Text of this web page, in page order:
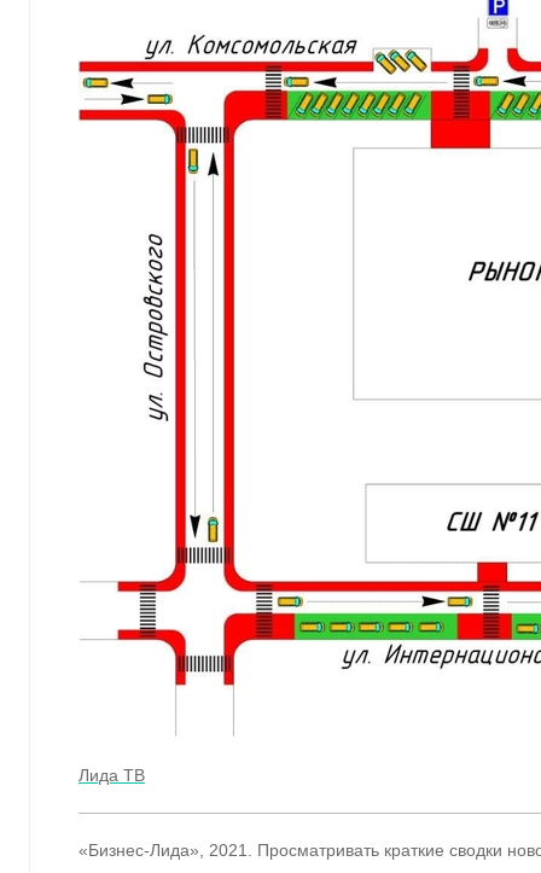
Лида ТВ
«Бизнес-Лида», 2021. Просматривать краткие сводки